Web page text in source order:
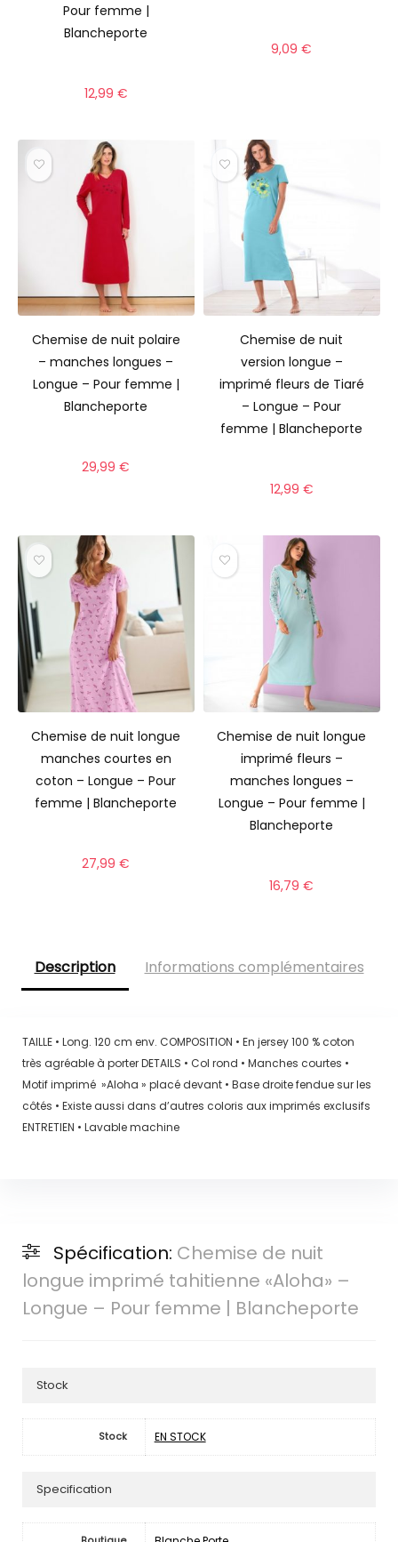
Pour femme |
Blancheporte
12,99 €
9,09€
Chemise de nuit polaire
– manches longues –
Longue – Pour femme |
Blancheporte
29,99€
Chemise de nuit
version longue –
imprimé fleurs de Tiaré
– Longue – Pour
femme | Blancheporte
12,99 €
Chemise de nuit longue
manches courtes en
coton – Longue – Pour
femme | Blancheporte
27,99€
Chemise de nuit longue
imprimé fleurs –
manches longues –
Longue – Pour femme |
Blancheporte
16,79€
Description Informations complémentaires
TAILLE • Long. 120 cm env. COMPOSITION • En jersey 100 % coton
très agréable à porter DETAILS • Col rond • Manches courtes •
Motif imprimé »Aloha » placé devant • Base droite fendue sur les
côtés • Existe aussi dans d’autres coloris aux imprimés exclusifs
ENTRETIEN • Lavable machine
Spécification: Chemise de nuit
longue imprimé tahitienne «Aloha» –
Longue – Pour femme | Blancheporte
Stock
Stock EN STOCK
Specification